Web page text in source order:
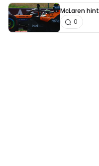
McLaren
0